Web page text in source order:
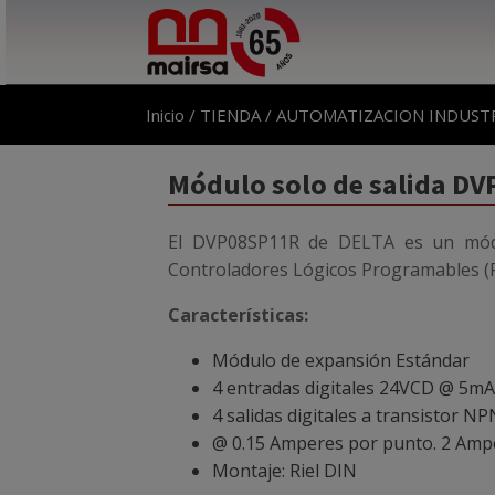
Inicio / TIENDA/ AUTOMATIZACION
Módulo solo de salida
El DVP08SP11R de DELTA es un
Controladores Lógicos Programables
Características:
Módulo de expansión Estándar
4 entradas digitales 24VCD @
4 salidas digitales a transistor
@ 0.15 Amperes por punto. 2
Montaje: Riel DIN